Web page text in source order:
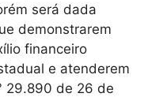
será dada
demonstrarem
financeiro
e atenderem
29.890 de 26 de